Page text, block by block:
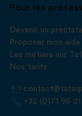
Pour les
Devenir un
Proposer mon
Les métiers sur
Nos tarifs
+32 (0)71 96